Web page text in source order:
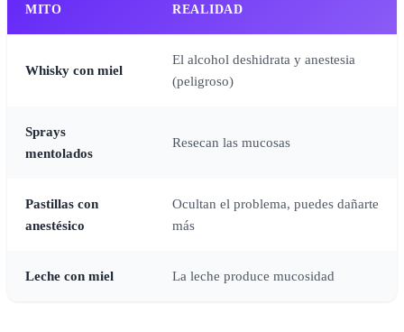
MITO REALIDAD
Whisky con miel
El alcohol deshidrata y anestesia
(peligroso)
Sprays
mentolados
Resecan las mucosas
Pastillas con
anestésico
Ocultan el problema, puedes dañarte
más
Leche con miel La leche produce mucosidad